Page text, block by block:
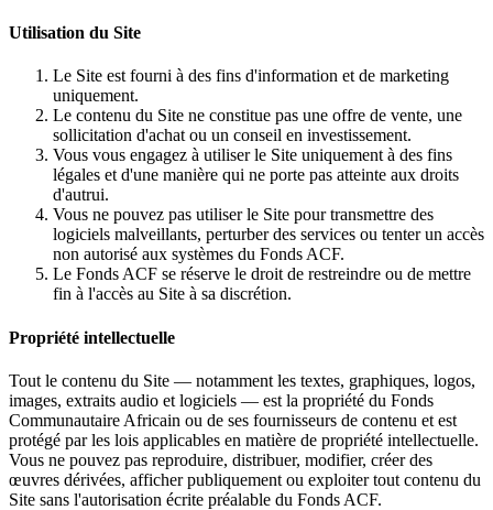
Utilisation du Site
Le Site est fourni à des fins d'information et de marketing
uniquement.
Le contenu du Site ne constitue pas une offre de vente, une
sollicitation d'achat ou un conseil en investissement.
Vous vous engagez à utiliser le Site uniquement à des fins
légales et d'une manière qui ne porte pas atteinte aux droits
d'autrui.
Vous ne pouvez pas utiliser le Site pour transmettre des
logiciels malveillants, perturber des services ou tenter un accès
non autorisé aux systèmes du Fonds ACF.
Le Fonds ACF se réserve le droit de restreindre ou de mettre
fin à l'accès au Site à sa discrétion.
Propriété intellectuelle
Tout le contenu du Site — notamment les textes, graphiques, logos,
images, extraits audio et logiciels — est la propriété du Fonds
Communautaire Africain ou de ses fournisseurs de contenu et est
protégé par les lois applicables en matière de propriété intellectuelle.
Vous ne pouvez pas reproduire, distribuer, modifier, créer des
œuvres dérivées, afficher publiquement ou exploiter tout contenu du
Site sans l'autorisation écrite préalable du Fonds ACF.